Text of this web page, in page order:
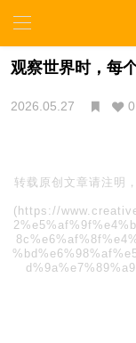
观察世界时，每
2026.05.27 0
转载原创文章请注明
(https://